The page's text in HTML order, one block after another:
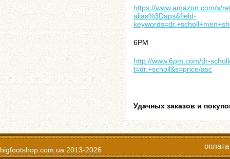
https://www.amazon.com/s/
alias%3Daps&field-
6PM
http://www.6pm.com/dr-
t=dr.+scholl&s=price/asc
Удачных заказов и
bigfootshop.com.ua 2013-2026 оплата